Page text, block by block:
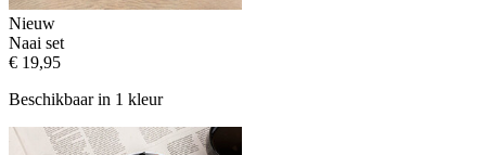
Nieuw
Naai set
€ 19,95
Beschikbaar in 1 kleur